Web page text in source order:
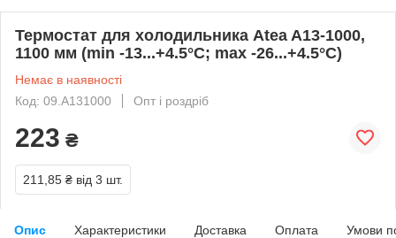
Термостат для холодильника Atea A13-1000,
1100 мм (min -13...+4.5°C; max -26...+4.5°C)
Немає в наявності
Код: 09.A131000
Опт і роздріб
223 ₴
211,85 ₴ від 3 шт.
Опис Характеристики Доставка Оплата Умови